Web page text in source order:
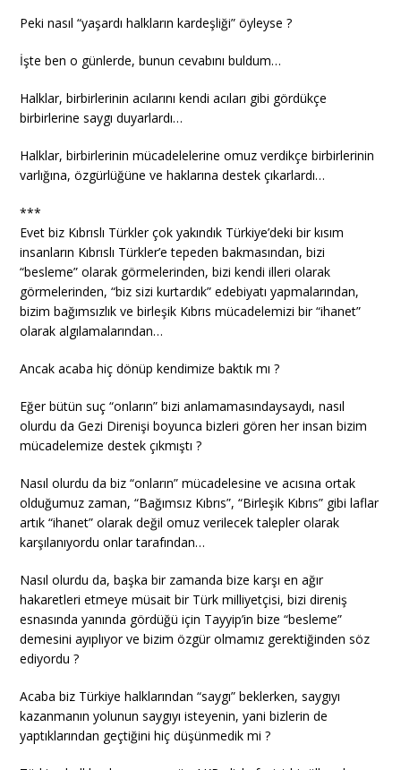
Peki nasıl “yaşardı halkların kardeşliği” öyleyse ?
İşte ben o günlerde, bunun cevabını buldum…
Halklar, birbirlerinin acılarını kendi acıları gibi gördükçe
birbirlerine saygı duyarlardı…
Halklar, birbirlerinin mücadelelerine omuz verdikçe birbirlerinin
varlığına, özgürlüğüne ve haklarına destek çıkarlardı…
***
Evet biz Kıbrıslı Türkler çok yakındık Türkiye’deki bir kısım
insanların Kıbrıslı Türkler’e tepeden bakmasından, bizi
“besleme” olarak görmelerinden, bizi kendi illeri olarak
görmelerinden, “biz sizi kurtardık” edebiyatı yapmalarından,
bizim bağımsızlık ve birleşik Kıbrıs mücadelemizi bir “ihanet”
olarak algılamalarından…
Ancak acaba hiç dönüp kendimize baktık mı ?
Eğer bütün suç “onların” bizi anlamamasındaysaydı, nasıl
olurdu da Gezi Direnişi boyunca bizleri gören her insan bizim
mücadelemize destek çıkmıştı ?
Nasıl olurdu da biz “onların” mücadelesine ve acısına ortak
olduğumuz zaman, “Bağımsız Kıbrıs”, “Birleşik Kıbrıs” gibi laflar
artık “ihanet” olarak değil omuz verilecek talepler olarak
karşılanıyordu onlar tarafından…
Nasıl olurdu da, başka bir zamanda bize karşı en ağır
hakaretleri etmeye müsait bir Türk milliyetçisi, bizi direniş
esnasında yanında gördüğü için Tayyip’in bize “besleme”
demesini ayıplıyor ve bizim özgür olmamız gerektiğinden söz
ediyordu ?
Acaba biz Türkiye halklarından “saygı” beklerken, saygıyı
kazanmanın yolunun saygıyı isteyenin, yani bizlerin de
yaptıklarından geçtiğini hiç düşünmedik mi ?